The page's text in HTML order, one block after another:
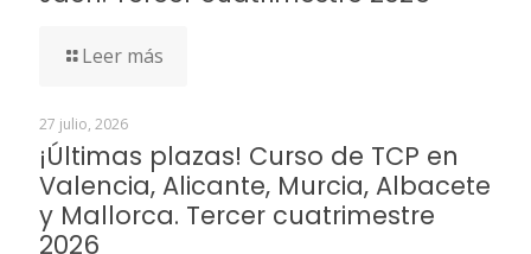
Leer más
27 julio, 2026
¡Últimas plazas! Curso de TCP en
Valencia, Alicante, Murcia, Albacete
y Mallorca. Tercer cuatrimestre
2026